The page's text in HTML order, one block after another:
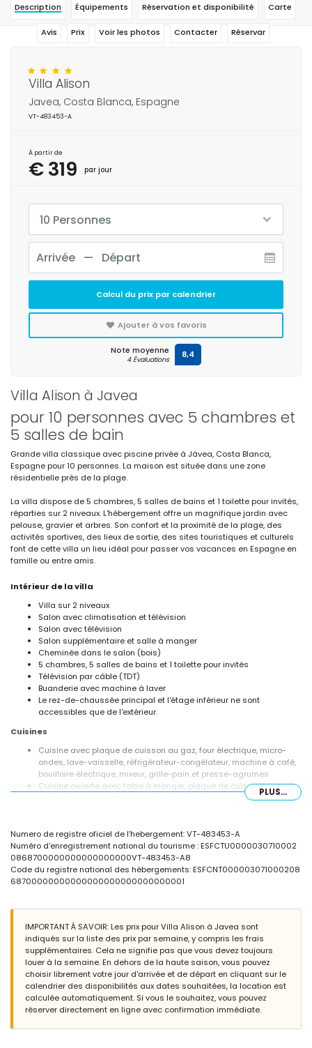
Description Équipements Réservation et disponibilité Carte
Avis Prix Voir les photos Contacter Réservar
Villa Alison à Javea
pour 10 personnes avec 5 chambres et
5 salles de bain
Grande villa classique avec piscine privée à Jávea, Costa Blanca,
Espagne pour 10 personnes. La maison est située dans une zone
résidentielle près de la plage.
La villa dispose de 5 chambres, 5 salles de bains et 1 toilette pour invités,
réparties sur 2 niveaux. L'hébergement offre un magnifique jardin avec
pelouse, gravier et arbres. Son confort et la proximité de la plage, des
activités sportives, des lieux de sortie, des sites touristiques et culturels
font de cette villa un lieu idéal pour passer vos vacances en Espagne en
famille ou entre amis.
Intérieur de la villa
Villa sur 2 niveaux
Salon avec climatisation et télévision
Salon avec télévision
Salon supplémentaire et salle à manger
Cheminée dans le salon (bois)
5 chambres, 5 salles de bains et 1 toilette pour invités
Télévision par câble (TDT)
Buanderie avec machine à laver
Le rez-de-chaussée principal et l'étage inférieur ne sont
accessibles que de l'extérieur.
Cuisines
Cuisine avec plaque de cuisson au gaz, four électrique, micro-
ondes, lave-vaisselle, réfrigérateur-congélateur, machine à café,
bouilloire électrique, mixeur, grille-pain et presse-agrumes
Cuisine ouverte avec table à manger, plaque de cuisson
électrique, four électrique, micro-ondes, lave-vaisselle,
Chambres et salles de bains
Chambre climatisée avec lit king size (mesurant 200 par 180 cm)
et salle de bain en suite
Chambre climatisée avec lit queen size (mesurant 200 par 150
Chambre climatisée avec lit double (mesurant 190 par 135 cm) et
2 chambres climatisées, chacune avec 2 lits simples (mesurant
200 par 105 cm) et salle de bain en suite
Salle de bain en suite avec double lavabo, baignoire/douche, bidet
et toilettes
Salle de bain en suite avec lavabo simple, baignoire, douche et
toilettes
Salle de bain en suite avec double lavabo, douche et toilettes
2 salles de bains en suite, chacune avec lavabo simple, douche et
PLUS...
Numero de registre oficiel de l'hebergement: VT-483453-A
Numéro d'enregistrement national du tourisme : ESFCTU0000030710002
0868700000000000000000VT-483453-A8
Code du registre national des hébergements: ESFCNT000003071000208
68700000000000000000000000000001
IMPORTANT À SAVOIR: Les prix pour Villa Alison à Javea sont
indiqués sur la liste des prix par semaine, y compris les frais
supplémentaires. Cela ne signifie pas que vous devez toujours
louer à la semaine. En dehors de la haute saison, vous pouvez
choisir librement votre jour d'arrivée et de départ en cliquant sur le
calendrier des disponibilités aux dates souhaitées, la location est
calculée automatiquement. Si vous le souhaitez, vous pouvez
réserver directement en ligne avec confirmation immédiate.
Villa Alison
Javea, Costa Blanca, Espagne
VT-483453-A
À partir de
€ 319 par jour
10 Personnes
Calcul du prix par calendrier
Ajouter à vos favoris
Note moyenne
4 Évaluations 8,4